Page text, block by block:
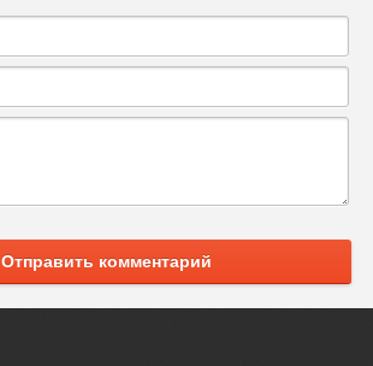
Отправить комментарий